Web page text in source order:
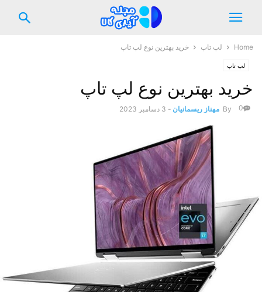
Home لپ تاپ خرید بهترین نوع لپ تاپ
لپ تاپ
خرید بهترین نوع لپ تاپ
By مهناز ریسمانیان - 3 دسامبر 2023 0